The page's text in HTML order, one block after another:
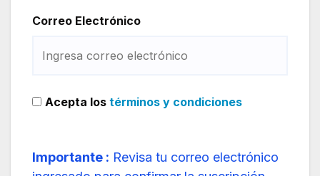
Correo Electrónico
Acepta los términos y condiciones
Importante : Revisa tu correo electrónico